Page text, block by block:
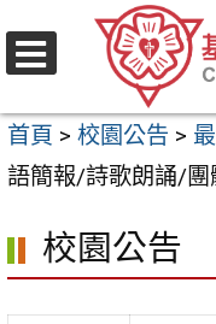
至
要
內
區
首頁 > 校園公告 >
語簡報/詩歌朗誦/團
校園公告
選
單